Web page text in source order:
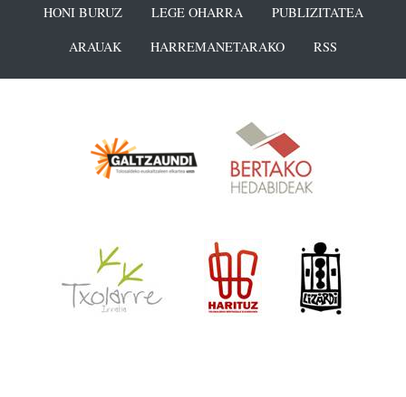
HONI BURUZ LEGE OHARRA
PUBLIZITATEA
ARAUAK
HARREMANETARAKO RSS